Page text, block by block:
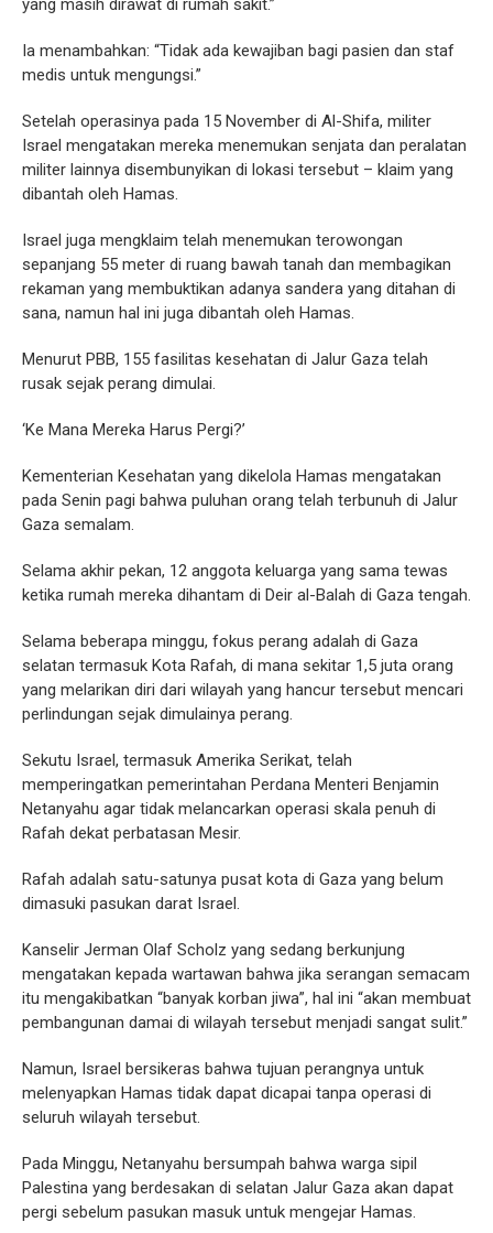
yang masih dirawat di rumah sakit.”
Ia menambahkan: “Tidak ada kewajiban bagi pasien dan staf
medis untuk mengungsi.”
Setelah operasinya pada 15 November di Al-Shifa, militer
Israel mengatakan mereka menemukan senjata dan peralatan
militer lainnya disembunyikan di lokasi tersebut – klaim yang
dibantah oleh Hamas.
Israel juga mengklaim telah menemukan terowongan
sepanjang 55 meter di ruang bawah tanah dan membagikan
rekaman yang membuktikan adanya sandera yang ditahan di
sana, namun hal ini juga dibantah oleh Hamas.
Menurut PBB, 155 fasilitas kesehatan di Jalur Gaza telah
rusak sejak perang dimulai.
‘Ke Mana Mereka Harus Pergi?’
Kementerian Kesehatan yang dikelola Hamas mengatakan
pada Senin pagi bahwa puluhan orang telah terbunuh di Jalur
Gaza semalam.
Selama akhir pekan, 12 anggota keluarga yang sama tewas
ketika rumah mereka dihantam di Deir al-Balah di Gaza tengah.
Selama beberapa minggu, fokus perang adalah di Gaza
selatan termasuk Kota Rafah, di mana sekitar 1,5 juta orang
yang melarikan diri dari wilayah yang hancur tersebut mencari
perlindungan sejak dimulainya perang.
Sekutu Israel, termasuk Amerika Serikat, telah
memperingatkan pemerintahan Perdana Menteri Benjamin
Netanyahu agar tidak melancarkan operasi skala penuh di
Rafah dekat perbatasan Mesir.
Rafah adalah satu-satunya pusat kota di Gaza yang belum
dimasuki pasukan darat Israel.
Kanselir Jerman Olaf Scholz yang sedang berkunjung
mengatakan kepada wartawan bahwa jika serangan semacam
itu mengakibatkan “banyak korban jiwa”, hal ini “akan membuat
pembangunan damai di wilayah tersebut menjadi sangat sulit.”
Namun, Israel bersikeras bahwa tujuan perangnya untuk
melenyapkan Hamas tidak dapat dicapai tanpa operasi di
seluruh wilayah tersebut.
Pada Minggu, Netanyahu bersumpah bahwa warga sipil
Palestina yang berdesakan di selatan Jalur Gaza akan dapat
pergi sebelum pasukan masuk untuk mengejar Hamas.